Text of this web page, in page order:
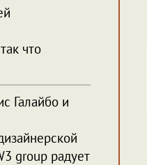
что
Галайбо и
group радует